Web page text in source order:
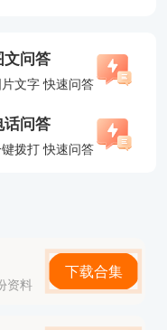
文问答
文字 快速问答
话问答
拨打 快速问答
资料
下载合集